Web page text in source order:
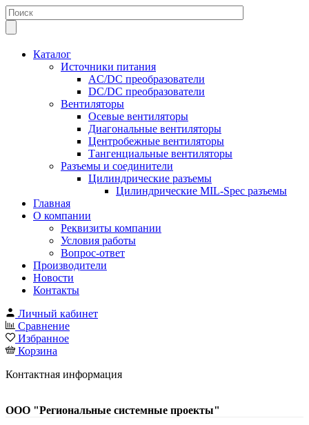
Каталог
Источники питания
AC/DC преобразователи
DC/DC преобразователи
Вентиляторы
Осевые вентиляторы
Диагональные вентиляторы
Центробежные вентиляторы
Тангенциальные вентиляторы
Разъемы и соединители
Цилиндрические разъемы
Цилиндрические MIL-Spec разъемы
Главная
О компании
Реквизиты компании
Условия работы
Вопрос-ответ
Производители
Новости
Контакты
Личный кабинет
Сравнение
Избранное
Корзина
Контактная информация
ООО "Региональные системные проекты"